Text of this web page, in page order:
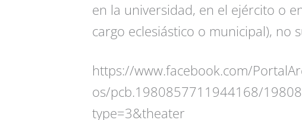
en la universidad, en el ejército o
cargo eclesiástico o municipal), no
https://www.facebook.com/
os/pcb.1980857711944168/
type=3&theater